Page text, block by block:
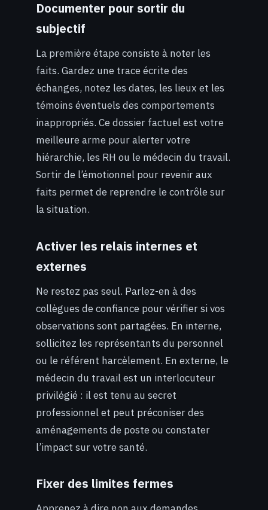
Documenter pour sortir du
subjectif
La première étape consiste à noter les
faits. Gardez une trace écrite des
échanges, notez les dates, les lieux et les
témoins éventuels des comportements
inappropriés. Ce dossier factuel est votre
meilleure arme pour alerter votre
hiérarchie, les RH ou le médecin du travail.
Sortir de l’émotionnel pour revenir aux
faits permet de reprendre le contrôle sur
la situation.
Activer les relais internes et
externes
Ne restez pas seul. Parlez-en à des
collègues de confiance pour vérifier si vos
observations sont partagées. En interne,
sollicitez les représentants du personnel
ou le référent harcèlement. En externe, le
médecin du travail est un interlocuteur
privilégié : il est tenu au secret
professionnel et peut préconiser des
aménagements de poste ou constater
l’impact sur votre santé.
Fixer des limites fermes